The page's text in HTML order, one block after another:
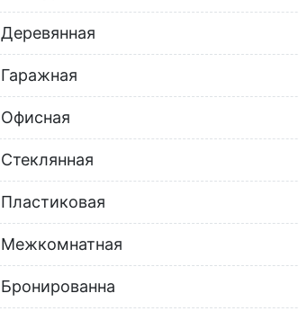
Деревянная
Гаражная
Офисная
Стеклянная
Пластиковая
Межкомнатная
Бронированна